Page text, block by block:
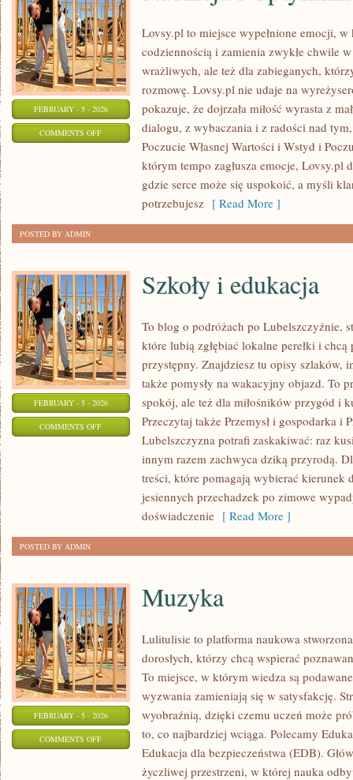
FEBRUARY - 5 - 2026
COMMENTS OFFON
OPTYMIZM
Lovsy.pl to miejsce wypełnione emocji, w
codziennością i zamienia zwykłe chwile
wrażliwych, ale też dla zabieganych,
rozmowę. Lovsy.pl nie udaje na
pokazuje, że dojrzała miłość wyrasta z
dialogu, z wybaczania i z radości nad
Poczucie Własnej Wartości i Wstyd i
którym tempo zagłusza emocje, Lovsy.pl
gdzie serce może się uspokoić, a myśli
potrzebujesz [ Read More ]
POSTED BY ADMIN
FEBRUARY - 5 - 2026
COMMENTS OFFON
Szkoły i edukacja
To blog o podróżach po Lubelszczyźnie,
które lubią zgłębiać lokalne perełki i
przystępny. Znajdziesz tu opisy szlaków,
także pomysły na wakacyjny objazd. To
spokój, ale też dla miłośników przygód i
Przeczytaj także Przemysł i gospodarka i
Lubelszczyzna potrafi zaskakiwać: raz
innym razem zachwyca dziką przyrodą.
treści, które pomagają wybierać kierunek
jesiennych przechadzek po zimowe
doświadczenie [ Read More ]
POSTED BY ADMIN
FEBRUARY - 5 - 2026
COMMENTS OFFON
Muzyka
Lulitulisie to platforma naukowa
dorosłych, którzy chcą wspierać
To miejsce, w którym wiedza są
wyzwania zamieniają się w satysfakcję.
wyobraźnią, dzięki czemu uczeń może
to, co najbardziej wciąga. Polecamy
Edukacja dla bezpieczeństwa (EDB).
życzliwej przestrzeni, w której nauka